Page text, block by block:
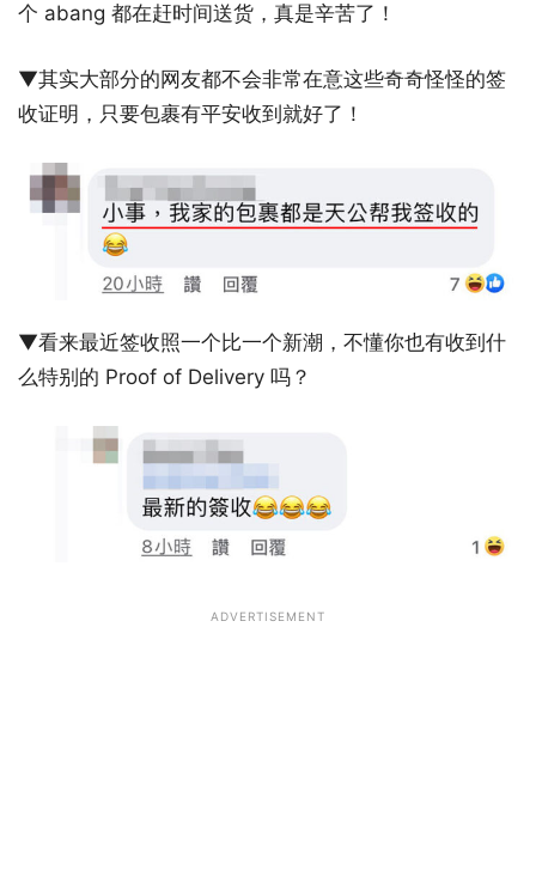
个 abang 都在赶时间送货，真是辛苦了！
▼其实大部分的网友都不会非常在意这些奇奇怪怪的签
收证明，只要包裹有平安收到就好了！
▼看来最近签收照一个比一个新潮，不懂你也有收到什
么特别的 Proof of Delivery 吗？
ADVERTISEMENT